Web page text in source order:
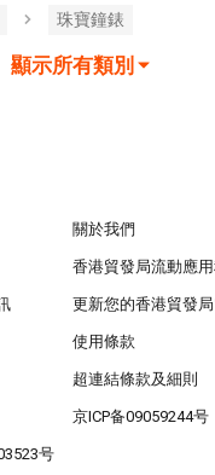
珠寶鐘錶
顯示所有類別
關於我們
香港貿發局流動應
更新您的香港貿發
使用條款
超連結條款及細則
京ICP备09059244号
号